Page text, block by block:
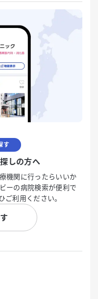
す
しの方へ
機関に行ったらいいか
ーの病院検索が便利で
ご利用ください。